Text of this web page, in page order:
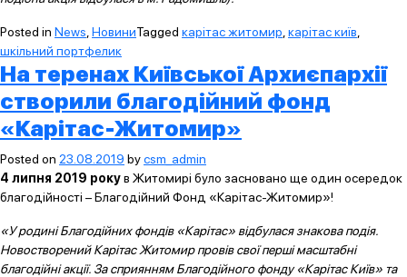
Posted in News НовиниTagged карітас житомир карітас київ
шкільний портфелик
На теренах Київської Архиєпархії
створили благодійний фонд
«Карітас-Житомир»
Posted on 23.08.2019 bycsm_admin
4 липня 2019 рокув Житомирі було засновано ще один осередок
благодійності – Благодійний Фонд «Карітас-Житомир»!
«У родині Благодійних фондів «Карітас» відбулася знакова подія.
Новостворений Карітас Житомир провів свої перші масштабні
благодійні акції. За сприянням Благодійного фонду «Карітас Київ» та